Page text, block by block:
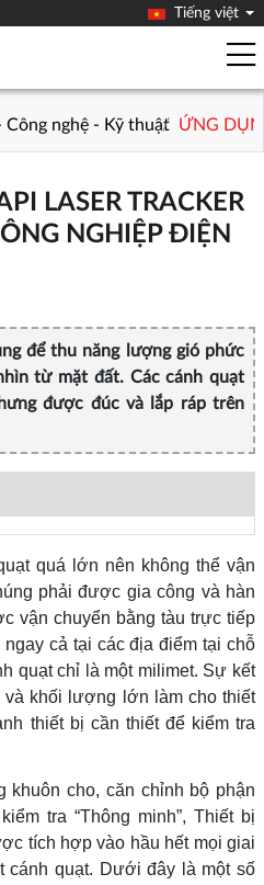
Tiếng việt
nghệ - Kỹ thuật ỨNG
LASER TRACKER
NGHIỆP ĐIỆN
để thu năng lượng gió phức
từ mặt đất. Các cánh quạt
được đúc và lắp ráp trên
quá lớn nên không thể vận
phải được gia công và hàn
vận chuyển bằng tàu trực tiếp
cả tại các địa điểm tại chỗ
quạt chỉ là một milimet. Sự kết
khối lượng lớn làm cho thiết
thiết bị cần thiết để kiểm tra
cho, căn chỉnh bộ phận
tra “Thông minh”, Thiết bị
tích hợp vào hầu hết mọi giai
cánh quạt. Dưới đây là một số